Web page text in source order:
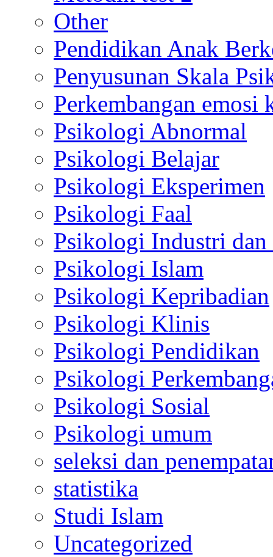
Other
Pendidikan Anak
Penyusunan Skala
Perkembangan emosi
Psikologi Abnormal
Psikologi Belajar
Psikologi Eksperimen
Psikologi Faal
Psikologi Industri dan
Psikologi Islam
Psikologi Kepribadian
Psikologi Klinis
Psikologi Pendidikan
Psikologi
Psikologi Sosial
Psikologi umum
seleksi dan
statistika
Studi Islam
Uncategorized